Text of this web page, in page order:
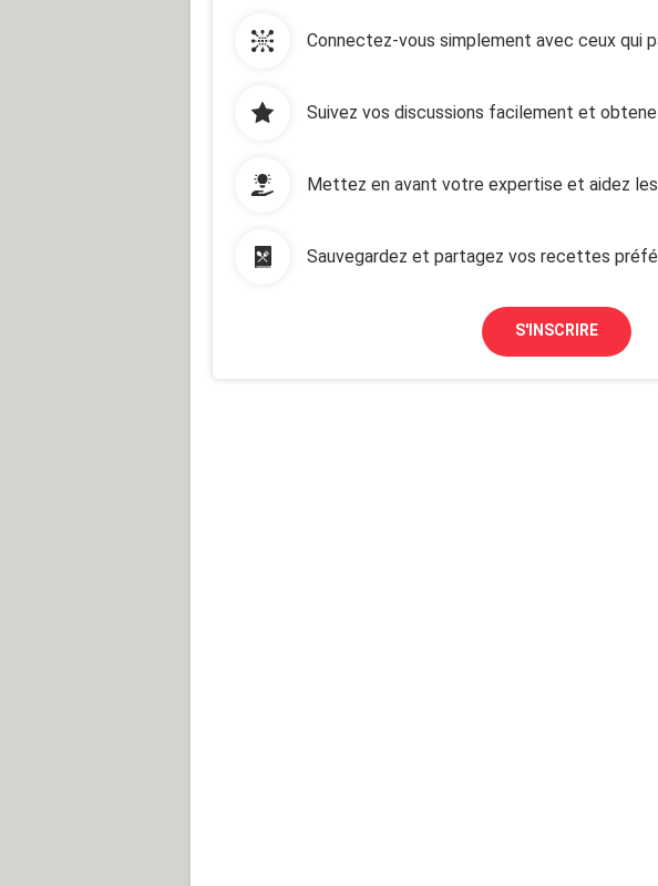
Connectez-vous simplement avec ceux qui
Suivez vos discussions facilement et
Mettez en avant votre expertise et aidez
Sauvegardez et partagez vos recettes
S'INSCRIRE